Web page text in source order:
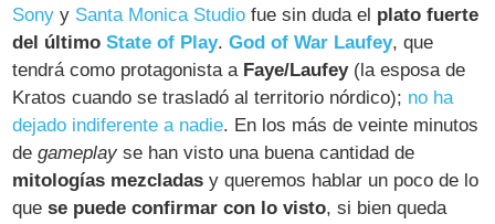
Sony y Santa Monica Studio fue sin duda el plato fuerte
del últimoState of Play.God of War Laufey, que
tendrá como protagonista a Faye/Laufey(la esposa de
Kratos cuando se trasladó al territorio nórdico); no ha
dejado indiferente a nadie. En los más de veinte minutos
degameplay se han visto una buena cantidad de
mitologías mezcladas y queremos hablar un poco de lo
quese puede confirmar con lo visto, si bien queda